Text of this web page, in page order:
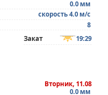
0.0 мм
скорость 4.0 м/с
8
Закат 19:29
Вторник, 11.08
0.0 мм